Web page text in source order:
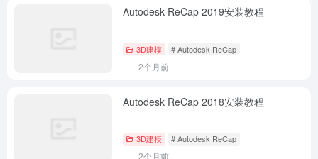
Autodesk ReCap 2019安装教程
3D建模 # Autodesk ReCap
2个月前
Autodesk ReCap 2018安装教程
3D建模 # Autodesk ReCap
2个月前